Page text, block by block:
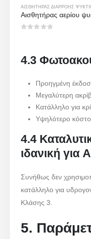
ΑΙΣΘΗΤΉΡΑΣ ΔΙΑΡΡΟΉΣ
4.3
Προηγμένη
Μεγαλύτερη
Κατάλληλο για
Υψηλότερο
4.4
ιδανική για
Συνήθως δεν
κατάλληλο για
Κλάσης 3.
5.